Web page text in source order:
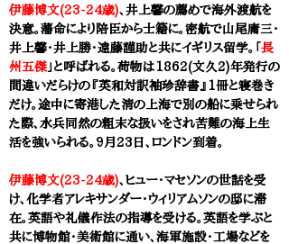
伊藤博文(23-24歳)、井上馨の薦めで海外渡航を
決意。藩命により陪臣から士籍に。密航で山尾庸三 ・
井上馨・井上勝・遠藤謹助と共にイギリス留学。「 長
州五傑 」と呼ばれる。荷物は1862(文久2)年発行の
間違いだらけの『英和対訳袖珍辞書』1冊と寝巻き
だけ。途中に寄港した清の上海で別の船に乗せられ
た際、水兵同然の粗末な扱いをされ苦難の海上生
活を強いられる。9月23日、ロンドン到着。
伊藤博文(23-24歳)、ヒュー・マセソンの世話を受
け、化学者アレキサンダー・ウィリアムソンの邸に滞
在。英語や礼儀作法の指導を受ける。英語を学ぶと
共に博物館・美術館に通い、海軍施設・工場などを